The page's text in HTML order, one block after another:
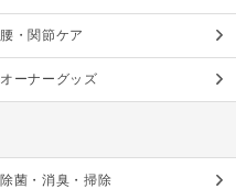
腰・関節ケア
オーナーグッズ
除菌・消臭・掃除